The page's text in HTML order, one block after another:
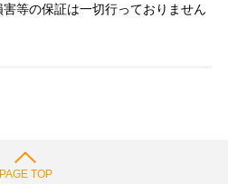
等の保証は一切行っておりません
PAGE TOP